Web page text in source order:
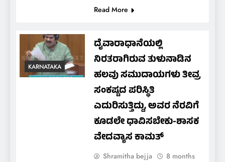
Read More
KARNATAKA
ದೈವಾರಾಧಾನೆಯಲ್ಲಿ
ನಿರತರಾಗಿರುವ ತುಳುನಾಡಿನ
ಹಲವು ಸಮುದಾಯಗಳು ತೀವ್ರ
ಸಂಕಷ್ಟದ ಪರಿಸ್ಥಿತಿ
ಎದುರಿಸುತ್ತಿದ್ದು, ಅವರ ನೆರವಿಗೆ
ಕೂಡಲೇ ಧಾವಿಸಬೇಕು-ಶಾಸಕ
ವೇದವ್ಯಾಸ ಕಾಮತ್
Shramitha bejja
8 months